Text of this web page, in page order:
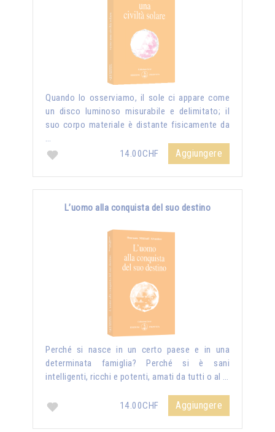
Quando lo osserviamo, il sole ci appare come
un disco luminoso misurabile e delimitato; il
suo corpo materiale è distante fisicamente da
…
14.00CHF
Aggiungere
L’uomo alla conquista del suo destino
Perché si nasce in un certo paese e in una
determinata famiglia? Perché si è sani
intelligenti, ricchi e potenti, amati da tutti o al …
14.00CHF Aggiungere